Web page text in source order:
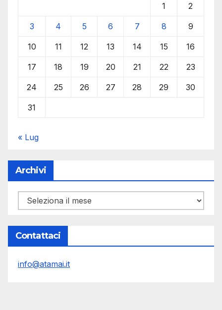
1 2
3 4 5 6 7 8 9
10 11 12 13 14 15 16
17 18 19 20 21 22 23
24 25 26 27 28 29 30
31
« Lug
Archivi
Archivi
Contattaci
info@atamai.it